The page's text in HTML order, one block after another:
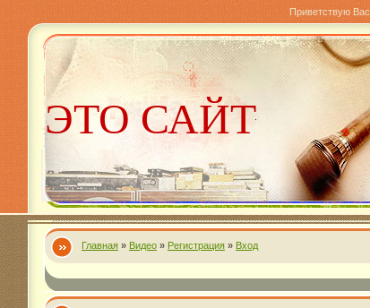
Приветствую Вас
ЭТО САЙТ
Александра
Главная » Видео » Регистрация » Вход